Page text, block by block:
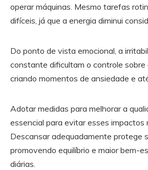
operar máquinas. Mesmo tarefas
difíceis, já que a energia diminui
Do ponto de vista emocional, a
constante dificultam o controle sobre
criando momentos de ansiedade e
Adotar medidas para melhorar a
essencial para evitar esses impactos
Descansar adequadamente protege
promovendo equilíbrio e maior bem-
diárias.